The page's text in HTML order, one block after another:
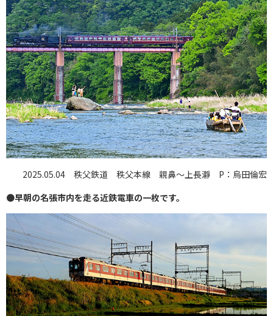
2025.05.04 秩父鉄道 秩父本線 親鼻〜上長瀞 P：烏田倫宏
●早朝の名張市内を走る近鉄電車の一枚です。